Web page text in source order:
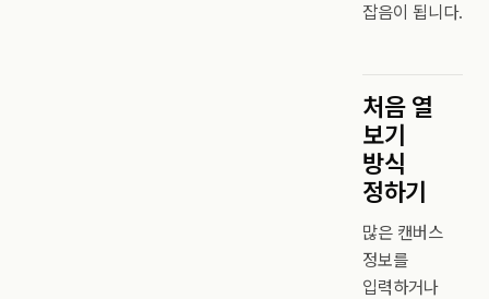
잡음이 됩니다.
처음 열
보기
방식
정하기
많은 캔버스
정보를
입력하거나